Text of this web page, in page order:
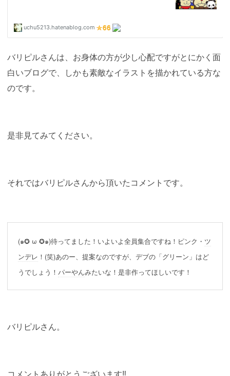
バリピルさんは、お身体の方が少し心配ですがとにかく面
白いブログで、しかも素敵なイラストを描かれている方な
のです。
是非見てみてください。
それではバリピルさんから頂いたコメントです。
(๑✪ ω ✪๑)待ってました！いよいよ全員集合ですね！ピンク・ ツ
ンデレ ！(笑)あのー、提案なのですが、デブの「グリーン」はど
うでしょう！ パーやんみたいな！是非作ってほしいです！
バリピルさん。